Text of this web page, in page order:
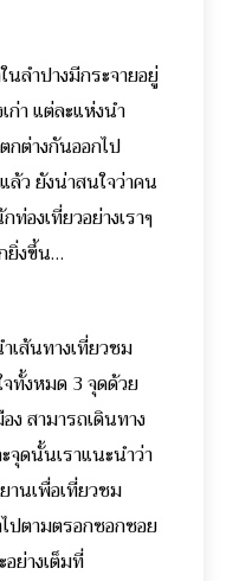
ลำปางมีกระจายอยู่
ก่า แต่ละแห่งนำ
กต่างกันออกไป
ว ยังน่าสนใจว่าคน
ท่องเที่ยวอย่างเราๆ
ยิ่งขึ้น…
เส้นทางเที่ยวชม
ทั้งหมด 3 จุดด้วย
สามารถเดินทาง
จุดนั้นเราแนะนำว่า
านเพื่อเที่ยวชม
ไปตามตรอกซอกซอย
ย่างเต็มที่